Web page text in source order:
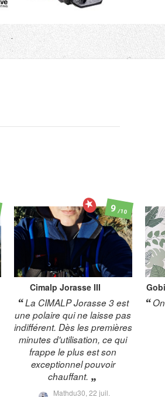
Cimalp Jorasse III
La CIMALP Jorasse 3 est
une polaire qui ne laisse pas
indifférent. Dès les premières
minutes d'utilisation, ce qui
frappe le plus est son
exceptionnel pouvoir
chauffant.
Mathdu30, 22 juil.
9/10